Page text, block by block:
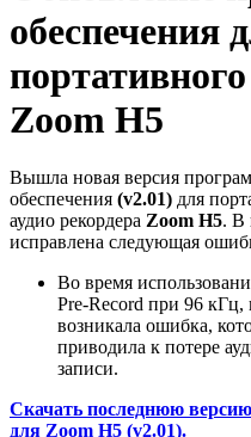
обеспечения
Zoom H5
Вышла новая версия
обеспечения (v2.01) для
аудио рекордера Zoom H5. В
исправлена следующая
Во время
Pre-Record при 96 кГц,
возникала ошибка,
приводила к потере
записи.
Скачать последнюю
для Zoom H5 (v2.01).